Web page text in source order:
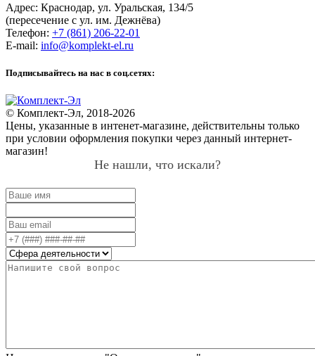
Адрес: Краснодар, ул. Уральская, 134/5
(пересечение с ул. им. Дежнёва)
Телефон: +7 (861) 206-22-01
E-mail: info@komplekt-el.ru
Подписывайтесь на нас в соц.сетях:
© Комплект-Эл, 2018-2026
Цены, указанные в интенет-магазине, действительны только
при условии оформления покупки через данный интернет-
магазин!
Не нашли, что искали?